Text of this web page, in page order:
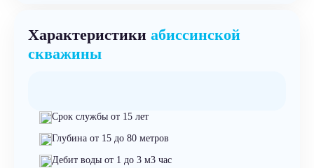
Характеристики абиссинской
скважины
Срок службы от 15 лет
Глубина от 15 до 80 метров
Дебит воды от 1 до 3 м3 час